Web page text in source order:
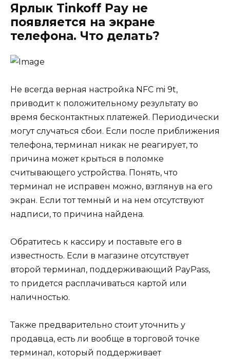
Ярлык Tinkoff Pay не
появляется на экране
телефона. Что делать?
Не всегда верная настройка NFC mi 9t,
приводит к положительному результату во
время бесконтактных платежей. Периодически
могут случаться сбои. Если после приближения
телефона, терминал никак не реагирует, то
причина может крыться в поломке
считывающего устройства. Понять, что
терминал не исправен можно, взглянув на его
экран. Если тот темный и на нем отсутствуют
надписи, то причина найдена.
Обратитесь к кассиру и поставьте его в
известность. Если в магазине отсутствует
второй терминал, поддерживающий PayPass,
то придется расплачиваться картой или
наличностью.
Также предварительно стоит уточнить у
продавца, есть ли вообще в торговой точке
терминал, который поддерживает